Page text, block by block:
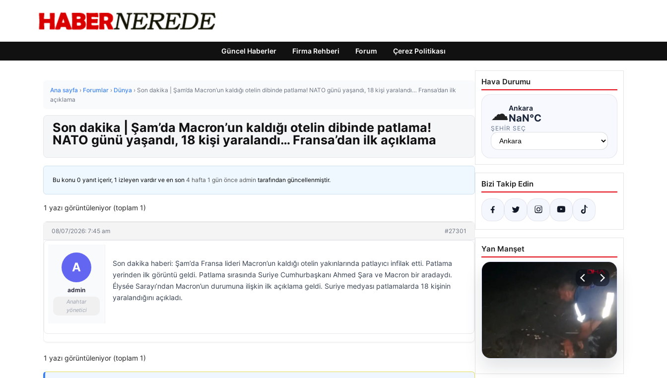
Güncel Haberler Firma Rehberi Forum Çerez Politikası
Ana sayfa › Forumlar › Dünya › Son dakika | Şam’da Macron’un kaldığı otelin dibinde patlama! NATO günü yaşandı, 18 kişi yaralandı… Fransa’dan ilk
açıklama
Son dakika | Şam’da Macron’un kaldığı otelin dibinde patlama!
NATO günü yaşandı, 18 kişi yaralandı… Fransa’dan ilk açıklama
Bu konu 0 yanıt içerir, 1 izleyen vardır ve en son 4 hafta 1 gün önce admin tarafından güncellenmiştir.
1 yazı görüntüleniyor (toplam 1)
08/07/2026: 7:45 am #27301
A
admin
Anahtar
yönetici
Son dakika haberi: Şam’da Fransa lideri Macron’un kaldığı otelin yakınlarında patlayıcı infilak etti. Patlama
yerinden ilk görüntü geldi. Patlama sırasında Suriye Cumhurbaşkanı Ahmed Şara ve Macron bir aradaydı.
Élysée Sarayı’ndan Macron’un durumuna ilişkin ilk açıklama geldi. Suriye medyası patlamalarda 18 kişinin
yaralandığını açıkladı.
1 yazı görüntüleniyor (toplam 1)
Hava Durumu
☁Ankara
NaN°C
ŞEHIR SEÇ
Bizi Takip Edin
Yan Manşet